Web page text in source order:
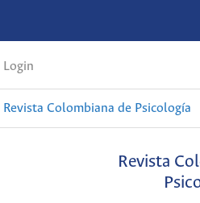
Login
Colombiana de Psicología
Revista